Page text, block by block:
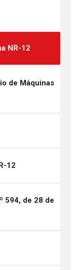
NR-12
de Máquinas
12
594, de 28 de